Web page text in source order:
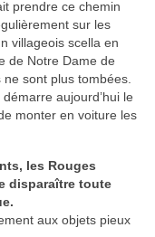
prendre ce chemin
sur les
villageois scella en
de Notre Dame de
sont plus tombées.
aujourd’hui le
monter en voiture les
les Rouges
disparaître toute
aux objets pieux